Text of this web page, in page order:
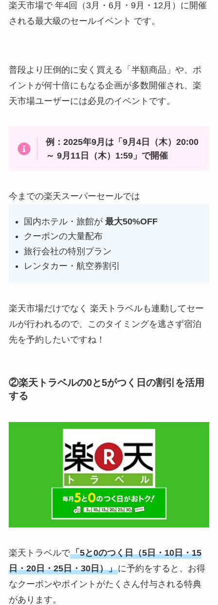
楽天市場で 年4回（3月・6月・9月・12月）に開催
される最大級のセールイベント です。
普段より圧倒的に安く買える「半額商品」や、ポ
イントが何十倍にもなる企画が多数開催され、楽
天市場ユーザーには必見のイベントです。
例：2025年9月は「9月4日（木）20:00
～ 9月11日（木）1:59」で開催
今までの楽天スーパーセールでは
国内ホテル・旅館が最大50%OFF
クーポンの大量配布
旅行会社の特別プラン
レンタカー・航空券割引
楽天市場だけでなく 楽天トラベルも連動してセー
ルが行われるので、このタイミングを逃さず宿泊
先を予約したいですね！
②楽天トラベルの0と5がつく日の割引を活用
する
楽天トラベルで「5と0のつく日（5日・10日・15
日・20日・25日・30日）」に予約をすると、お得
なクーポンやポイントがたくさん付与される特典
があります。